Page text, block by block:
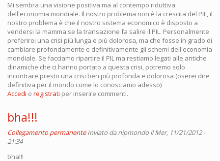
Mi sembra una visione positiva ma al contempo riduttiva
dell'economia mondiale. Il nostro problema non è la crescita del PIL, il
nostro problema è che il nostro sistema economico è disposto a
vendersi la mamma se la transazione fa salire il PIL. Personalmente
preferirei una crisi più lunga e più dolorosa, ma che fosse in grado di
cambiare profondamente e definitivamente gli schemi dell'economia
mondiale. Se facciamo ripartire il PIL ma restiamo legati alle antiche
dinamiche che ci hanno portato a questa crisi, potremo solo
incontrare presto una crisi ben più profonda e dolorosa (oserei dire
definitiva per il mondo come lo conosciamo adesso)
Accedi o registrati per inserire commenti.
bha!!!
Collegamento permanente Inviato danipmondo il Mer, 11/21/2012 -
21:34
bha!!!